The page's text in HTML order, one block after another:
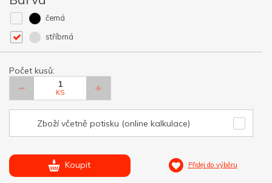
černá
stříbrná
Počet kusů:
KS
Zboží včetně potisku (online kalkulace)
Koupit Přidej do výběru